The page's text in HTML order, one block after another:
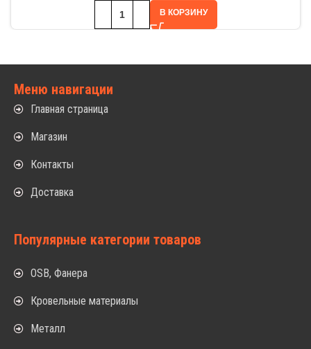
В КОРЗИНУ
Меню навигации
Главная страница
Магазин
Контакты
Доставка
Популярные категории товаров
OSB, Фанера
Кровельные материалы
Металл